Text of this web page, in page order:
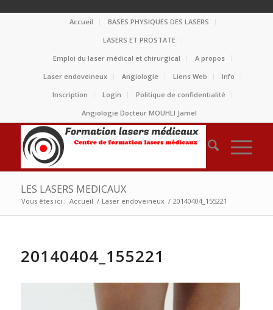
Accueil
BASES PHYSIQUES DES LASERS
LASERS ET PROSTATE
Emploi du laser médical et chirurgical
A propos
Laser endoveineux
Angiologie Liens Web
Info
Inscription
Login
Politique de confidentialité
Angiologie Docteur MOUHLI Jamel
LES LASERS MEDICAUX
Vous êtes ici : Accueil / Laser endoveineux / 20140404_155221
20140404_155221